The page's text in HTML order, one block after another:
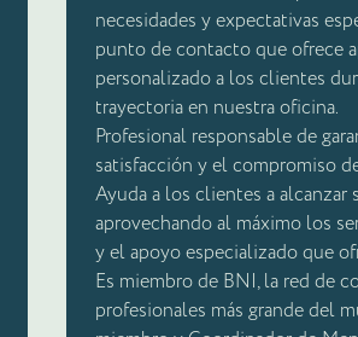
necesidades y expectativas
punto de contacto que ofrece
personalizado a los clientes
trayectoria en nuestra oficina.
Profesional responsable de
satisfacción y el compromiso
Ayuda a los clientes a alcanzar
aprovechando al máximo los
y el apoyo especializado que
Es miembro de BNI, la red de
profesionales más grande del